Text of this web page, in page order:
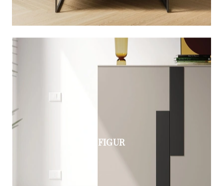
FIGUR